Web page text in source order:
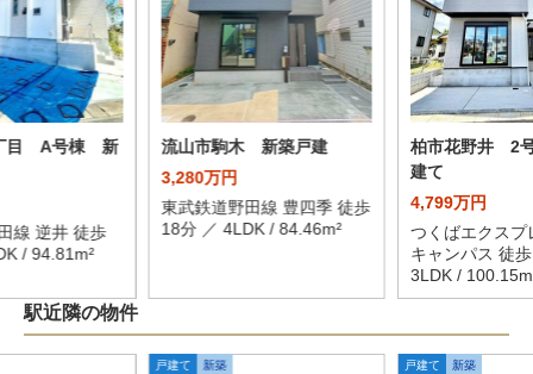
目 A号棟 新
線 逆井 徒歩
/ 94.81m²
流山市駒木 新築戸建
3,280万円
東武鉄道野田線 豊四季 徒歩
18分 ／ 4LDK / 84.46m²
柏市花野井 2
建て
4,799万円
つくばエクスプ
キャンパス 徒
3LDK /
駅近隣の物件
戸建て 新築 戸建て 新築